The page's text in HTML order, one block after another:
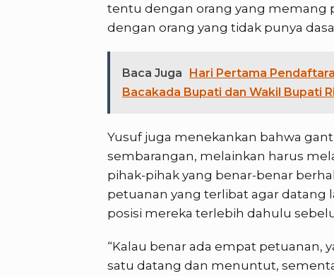
tentu dengan orang yang memang
dengan orang yang tidak punya
Baca Juga
Hari Pertama
Bacakada Bupati dan Wakil Bupati
Yusuf juga menekankan bahwa
sembarangan, melainkan harus
pihak-pihak yang benar-benar
petuanan yang terlibat agar datang
posisi mereka terlebih dahulu
“Kalau benar ada empat petuanan,
satu datang dan menuntut,